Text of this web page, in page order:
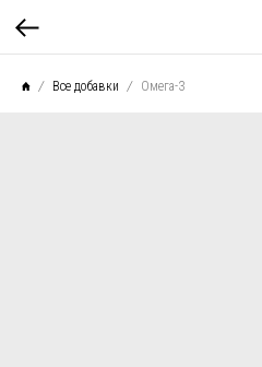
Все добавки Омега-3